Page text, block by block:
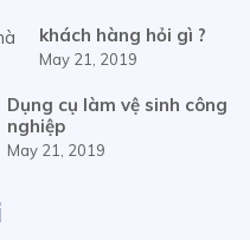
khách hàng hỏi gì ?
May 21, 2019
Dụng cụ làm vệ sinh công
nghiệp
May 21, 2019